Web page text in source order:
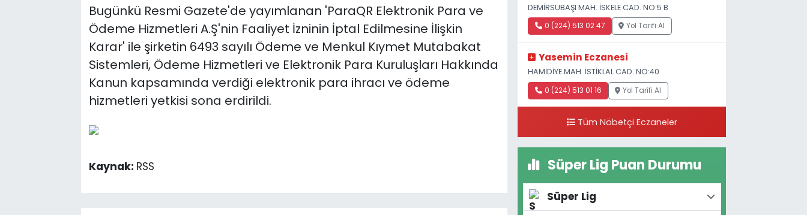
Bugünkü Resmi Gazete'de yayımlanan 'ParaQR Elektronik Para ve
Ödeme Hizmetleri A.Ş'nin Faaliyet İzninin İptal Edilmesine İlişkin
Karar' ile şirketin 6493 sayılı Ödeme ve Menkul Kıymet Mutabakat
Sistemleri, Ödeme Hizmetleri ve Elektronik Para Kuruluşları Hakkında
Kanun kapsamında verdiği elektronik para ihracı ve ödeme
hizmetleri yetkisi sona erdirildi.
Kaynak: RSS
DEMİRSUBAŞI MAH. İSKELE CAD. NO:5 B
0 (224) 513 02 47 Yol Tarifi Al
Yasemin Eczanesi
HAMİDİYE MAH. İSTİKLAL CAD. NO:40
0 (224) 513 01 16 Yol Tarifi Al
Tüm Nöbetçi Eczaneler
Süper Lig Puan Durumu
Süper Lig